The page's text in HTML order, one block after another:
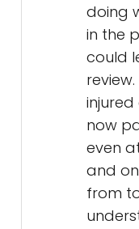
doing
in the
could
now
even
and
from